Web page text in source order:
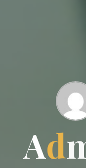
Ad